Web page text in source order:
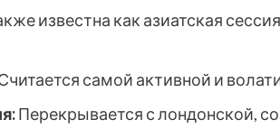
известна как азиатская
самой активной и
Перекрывается с лондонской,